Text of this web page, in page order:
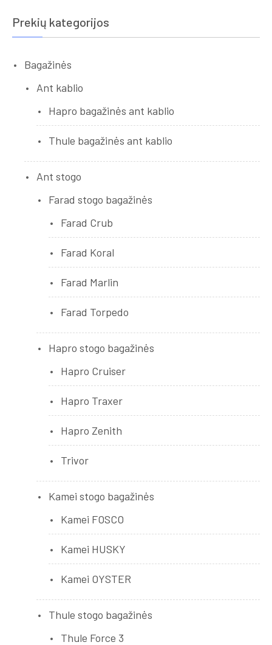
Prekių kategorijos
Bagažinės
Ant kablio
Hapro bagažinės ant kablio
Thule bagažinės ant kablio
Ant stogo
Farad stogo bagažinės
Farad Crub
Farad Koral
Farad Marlin
Farad Torpedo
Hapro stogo bagažinės
Hapro Cruiser
Hapro Traxer
Hapro Zenith
Trivor
Kamei stogo bagažinės
Kamei FOSCO
Kamei HUSKY
Kamei OYSTER
Thule stogo bagažinės
Thule Force 3